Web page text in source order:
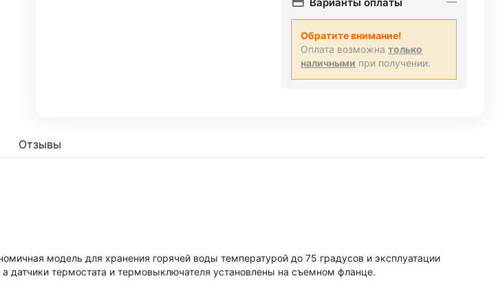
Обратите внимание!
Оплата возможна только
наличными при получении.
Отзывы
модель для хранения горячей воды температурой до 75 градусов и эксплуатации
датчики термостата и термовыключателя установлены на съемном фланце.